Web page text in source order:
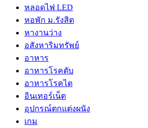
หลอดไฟ LED
หอพัก ม.รังสิต
หางานว่าง
อสังหาริมทรัพย์
อาหาร
อาหารโรคตับ
อาหารโรคไต
อินเทอร์เน็ต
อุปกรณ์ตกแต่งผนัง
เกม